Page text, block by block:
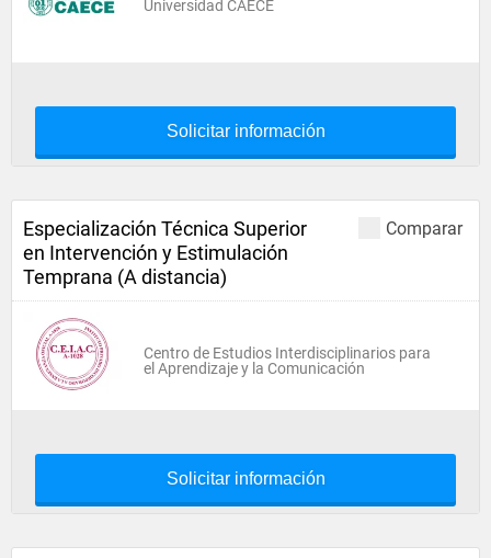
Universidad CAECE
Solicitar información
Comparar
Especialización Técnica Superior
en Intervención y Estimulación
Temprana (A distancia)
Centro de Estudios Interdisciplinarios para
el Aprendizaje y la Comunicación
Solicitar información